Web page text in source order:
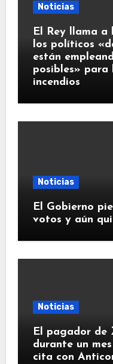
Noticias
El Rey llama a
los políticos
están
posibles» para
incendios
Noticias
El Gobierno
votos y aún
Noticias
El pagador de
durante un
cita con